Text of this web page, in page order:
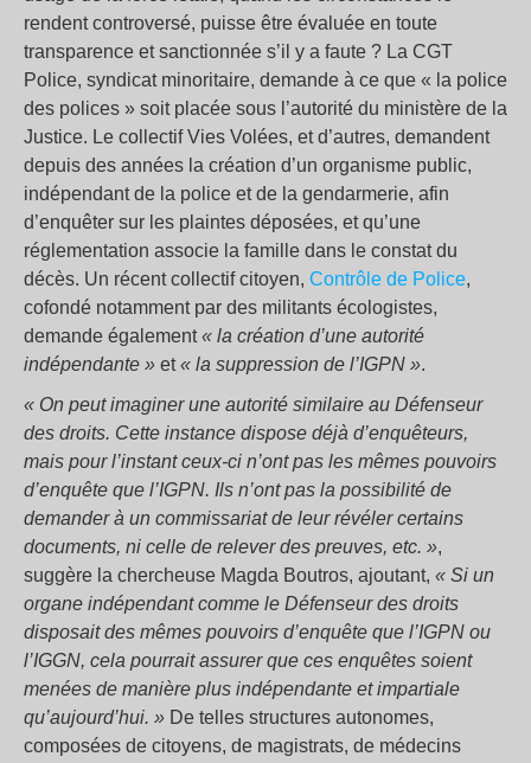
rendent controversé, puisse être évaluée en toute
transparence et sanctionnée s’il y a faute ? La CGT
Police, syndicat minoritaire, demande à ce que « la police
des polices » soit placée sous l’autorité du ministère de la
Justice. Le collectif Vies Volées, et d’autres, demandent
depuis des années la création d’un organisme public,
indépendant de la police et de la gendarmerie, afin
d’enquêter sur les plaintes déposées, et qu’une
réglementation associe la famille dans le constat du
décès. Un récent collectif citoyen, Contrôle de Police,
cofondé notamment par des militants écologistes,
demande également« la création d’une autorité
indépendante » et« la suppression de l’IGPN ».
« On peut imaginer une autorité similaire au Défenseur
des droits. Cette instance dispose déjà d’enquêteurs,
mais pour l’instant ceux-ci n’ont pas les mêmes pouvoirs
d’enquête que l’IGPN. Ils n’ont pas la possibilité de
demander à un commissariat de leur révéler certains
documents, ni celle de relever des preuves, etc. »,
suggère la chercheuse Magda Boutros, ajoutant, « Si un
organe indépendant comme le Défenseur des droits
disposait des mêmes pouvoirs d’enquête que l’IGPN ou
l’IGGN, cela pourrait assurer que ces enquêtes soient
menées de manière plus indépendante et impartiale
qu’aujourd’hui. » De telles structures autonomes,
composées de citoyens, de magistrats, de médecins